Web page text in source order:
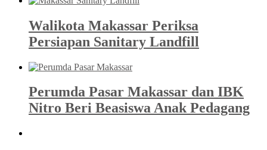
Walikota Makassar Periksa
Persiapan Sanitary Landfill
Perumda Pasar Makassar dan IBK
Nitro Beri Beasiswa Anak Pedagang